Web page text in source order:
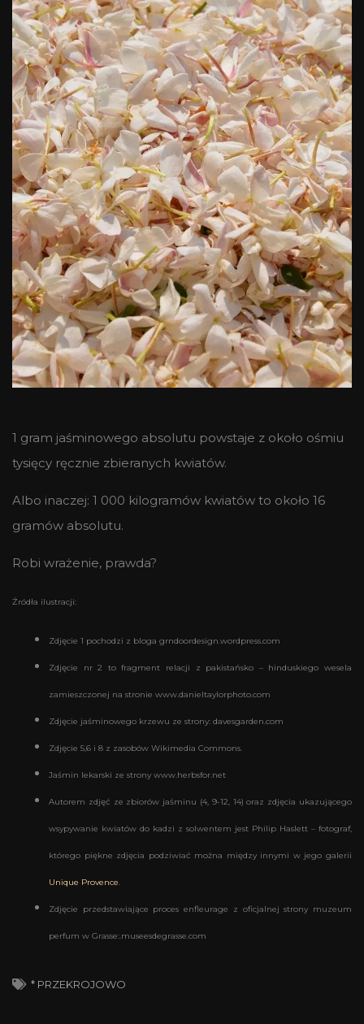
1 gram jaśminowego absolutu powstaje z około ośmiu
tysięcy ręcznie zbieranych kwiatów.
Albo inaczej: 1 000 kilogramów kwiatów to około 16
gramów absolutu.
Robi wrażenie, prawda?
Źródła ilustracji:
Zdjęcie 1 pochodzi z bloga grndoordesign.wordpress.com
Zdjęcie nr 2 to fragment relacji z pakistańsko – hinduskiego wesela
zamieszczonej na stronie www.danieltaylorphoto.com
Zdjęcie jaśminowego krzewu ze strony: davesgarden.com
Zdjęcie 5,6 i 8 z zasobów Wikimedia Commons.
Jaśmin lekarski ze strony www.herbsfor.net
Autorem zdjęć ze zbiorów jaśminu (4, 9-12, 14) oraz zdjęcia ukazującego
wsypywanie kwiatów do kadzi z solwentem jest Philip Haslett – fotograf,
którego piękne zdjęcia podziwiać można między innymi w jego galerii
Unique Provence.
Zdjęcie przedstawiające proces enfleurage z oficjalnej strony muzeum
perfum w Grasse:.museesdegrasse.com
* PRZEKROJOWO